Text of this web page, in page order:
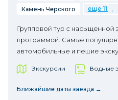
Камень Черского
еще 11
Групповой тур с насыщенной
программой. Самые
автомобильные и пешие
Экскурсии Водные
Ближайшие даты заезда →